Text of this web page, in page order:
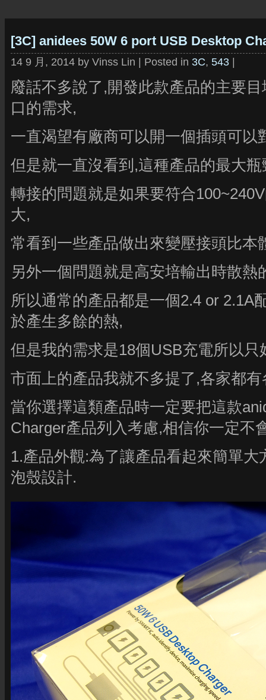
[3C] anidees 50W 6 port USB Desktop
14 9 月, 2014 by Vinss Lin | Posted in 3C, 543
廢話不多說了,開發此款產品的主要
口的需求,
一直渴望有廠商可以開一個插頭可以
但是就一直沒看到,這種產品的最大
轉接的問題就是如果要符合
大,
常看到一些產品做出來變壓接頭比本
另外一個問題就是高安培輸出時散熱
所以通常的產品都是一個2.4 or 2.1A
於產生多餘的熱,
但是我的需求是18個USB充電所以只
市面上的產品我就不多提了,各家都
當你選擇這類產品時一定要把這款
Charger產品列入考慮,相信你一定不
1.產品外觀:為了讓產品看起來簡單
泡殼設計.